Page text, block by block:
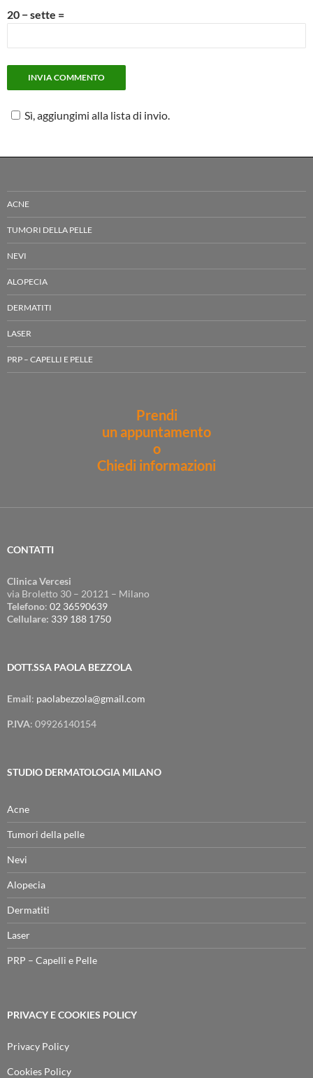
20 − sette =
Sì, aggiungimi alla lista di invio.
ACNE
TUMORI DELLA PELLE
NEVI
ALOPECIA
DERMATITI
LASER
PRP – CAPELLI E PELLE
Prendi
un appuntamento
o
Chiedi informazioni
CONTATTI
Clinica Vercesi
via Broletto 30 – 20121 – Milano
Telefono: 02 36590639
Cellulare: 339 188 1750
DOTT.SSA PAOLA BEZZOLA
Email: paolabezzola@gmail.com
P.IVA: 09926140154
STUDIO DERMATOLOGIA MILANO
Acne
Tumori della pelle
Nevi
Alopecia
Dermatiti
Laser
PRP – Capelli e Pelle
PRIVACY E COOKIES POLICY
Privacy Policy
Cookies Policy